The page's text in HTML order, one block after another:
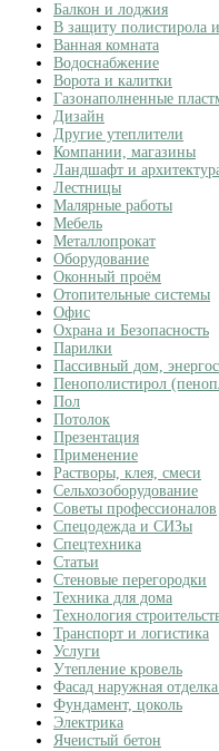
Балкон и лоджия
В защиту полистирола
Ванная комната
Водоснабжение
Ворота и калитки
Газонаполненные
Дизайн
Другие утеплители
Компании, магазины
Ландшафт и
Лестницы
Малярные работы
Мебель
Металлопрокат
Оборудование
Оконный проём
Отопительные системы
Офис
Охрана и Безопасность
Парилки
Пассивный дом,
Пенополистирол
Пол
Потолок
Презентация
Применение
Растворы, клея, смеси
Сельхозоборудование
Советы профессионалов
Спецодежда и СИЗы
Спецтехника
Статьи
Стеновые перегородки
Техника для дома
Технология
Транспорт и логистика
Услуги
Утепление кровель
Фасад наружная
Фундамент, цоколь
Электрика
Ячеистый бетон